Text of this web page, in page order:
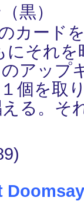
黒）
カード
それ
アップ
個を取
る。そ